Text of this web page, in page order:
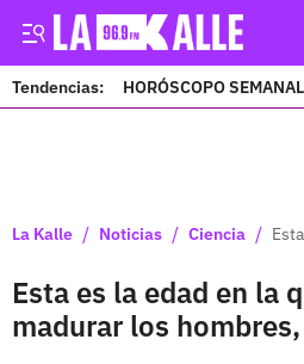
Tendencias: HORÓSCOPO SEMANAL
La Kalle / Noticias / Ciencia /
Esta es la edad en la
madurar los